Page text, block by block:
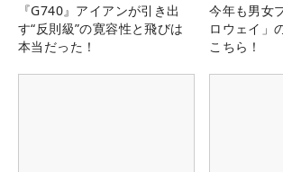
『G740』アイアンが引き出
す“反則級”の寛容性と飛びは
本当だった！
今年も男女
ロウェイ」
こちら！